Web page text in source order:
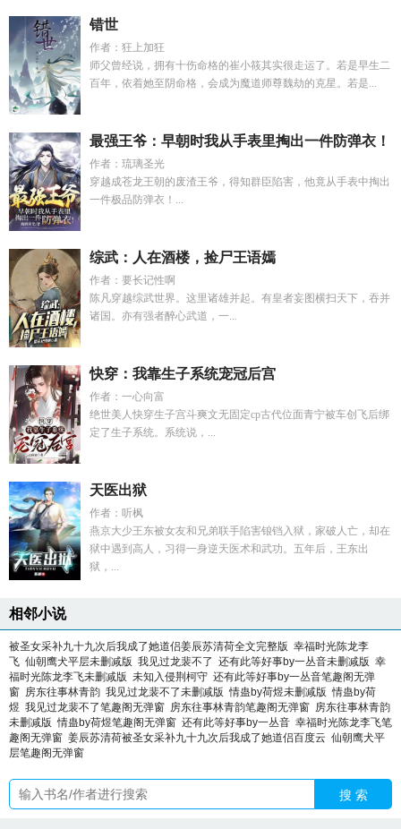
错世
作者：狂上加狂
师父曾经说，拥有十伤命格的崔小筱其实很走运了。若是早生二
百年，依着她至阴命格，会成为魔道师尊魏劫的克星。若是...
最强王爷：早朝时我从手表里掏出一件防弹衣！
作者：琉璃圣光
穿越成苍龙王朝的废渣王爷，得知群臣陷害，他竟从手表中掏出
一件极品防弹衣！...
综武：人在酒楼，捡尸王语嫣
作者：要长记性啊
陈凡穿越综武世界。这里诸雄并起。有皇者妄图横扫天下，吞并
诸国。亦有强者醉心武道，一...
快穿：我靠生子系统宠冠后宫
作者：一心向富
绝世美人快穿生子宫斗爽文无固定cp古代位面青宁被车创飞后绑
定了生子系统。系统说，...
天医出狱
作者：听枫
燕京大少王东被女友和兄弟联手陷害锒铛入狱，家破人亡，却在
狱中遇到高人，习得一身逆天医术和武功。五年后，王东出
狱，...
相邻小说
被圣女采补九十九次后我成了她道侣姜辰苏清荷全文完整版 幸福时光陈龙李
飞 仙朝鹰犬平层未删减版 我见过龙裴不了 还有此等好事by一丛音未删减版 幸
福时光陈龙李飞未删减版 未知入侵荆柯守 还有此等好事by一丛音笔趣阁无弹
窗 房东往事林青韵 我见过龙裴不了未删减版 情蛊by荷煜未删减版 情蛊by荷
煜 我见过龙裴不了笔趣阁无弹窗 房东往事林青韵笔趣阁无弹窗 房东往事林青韵
未删减版 情蛊by荷煜笔趣阁无弹窗 还有此等好事by一丛音 幸福时光陈龙李飞笔
趣阁无弹窗 姜辰苏清荷被圣女采补九十九次后我成了她道侣百度云 仙朝鹰犬平
层笔趣阁无弹窗
搜 索